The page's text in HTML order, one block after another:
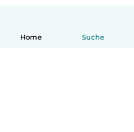
Home Suche